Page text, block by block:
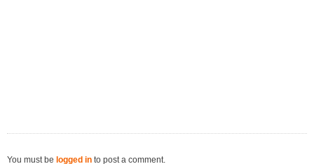
You must be logged in to post a comment.